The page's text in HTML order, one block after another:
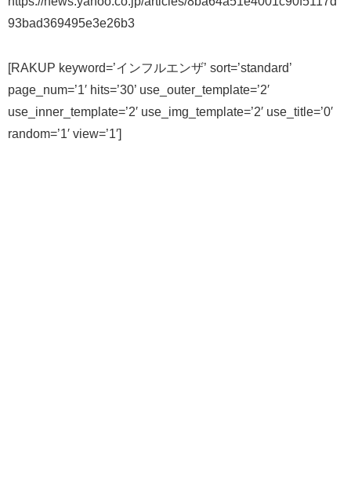
93bad369495e3e26b3
[RAKUP keyword=’インフルエンザ’ sort=’standard’
page_num=’1′ hits=’30’ use_outer_template=’2′
use_inner_template=’2′ use_img_template=’2′ use_title=’0′
random=’1′ view=’1′]